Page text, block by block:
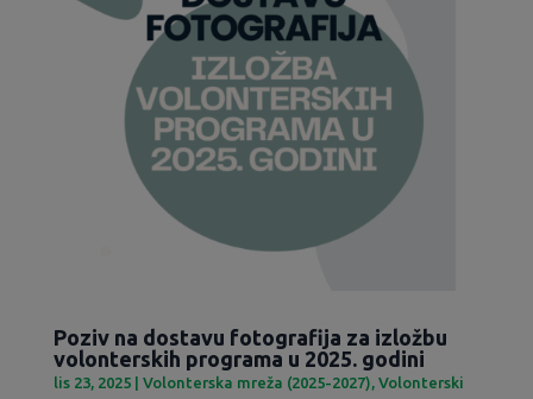
Poziv na dostavu fotografija za izložbu
volonterskih programa u 2025. godini
lis 23, 2025| Volonterska mreža (2025-2027) Volonterski